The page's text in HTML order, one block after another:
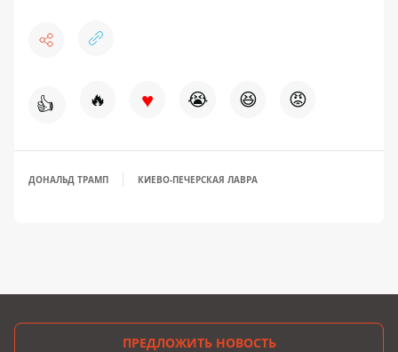
👍 🔥 ♥ 😭 😆 😡
ДОНАЛЬД ТРАМП КИЕВО-ПЕЧЕРСКАЯ ЛАВРА
ПРЕДЛОЖИТЬ НОВОСТЬ